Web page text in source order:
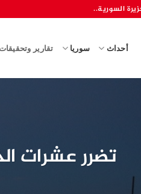
السورية..
أحداث سوريا تقارير وتحقيقات
تضرر عشرات